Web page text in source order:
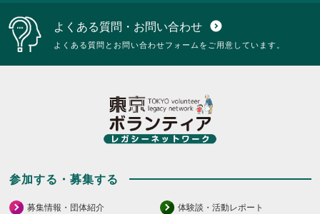
よくある質問・お問い合わせ expand_circle_down
よくある質問とお問い合わせフォームをご用意しています。
参加する・募集する
募集情報・団体紹介 体験談・活動レポート